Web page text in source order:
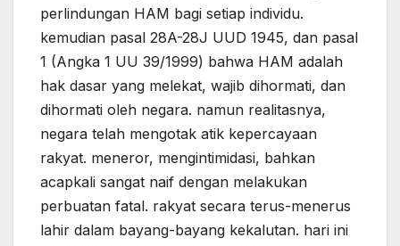
perlindungan HAM bagi setiap individu.
kemudian pasal 28A-28J UUD 1945, dan pasal
1 (Angka 1 UU 39/1999) bahwa HAM adalah
hak dasar yang melekat, wajib dihormati, dan
dihormati oleh negara. namun realitasnya,
negara telah mengotak atik kepercayaan
rakyat. meneror, mengintimidasi, bahkan
acapkali sangat naif dengan melakukan
perbuatan fatal. rakyat secara terus-menerus
lahir dalam bayang-bayang kekalutan. hari ini